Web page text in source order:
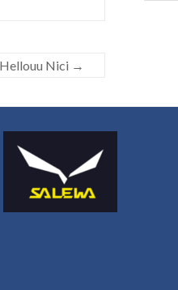
Nici →